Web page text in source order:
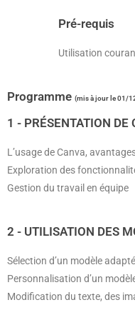
Pré-requis
Utilisation
Programme (mis à jour le 01/
1 - PRÉSENTATION DE
L’usage de Canva,
Exploration des
Gestion du travail en équipe
2 - UTILISATION DES
Sélection d’un modèle
Personnalisation d’un
Modification du texte, des